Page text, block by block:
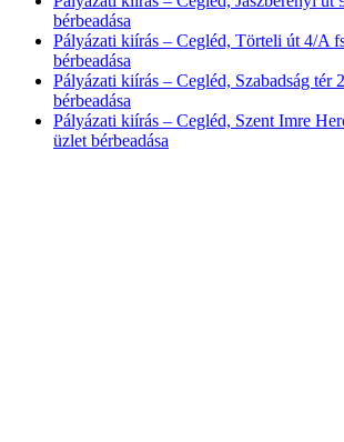
bérbeadása
Pályázati kiírás – Cegléd, Törteli út 4/A
bérbeadása
Pályázati kiírás – Cegléd, Szabadság tér
bérbeadása
Pályázati kiírás – Cegléd, Szent Imre
üzlet bérbeadása